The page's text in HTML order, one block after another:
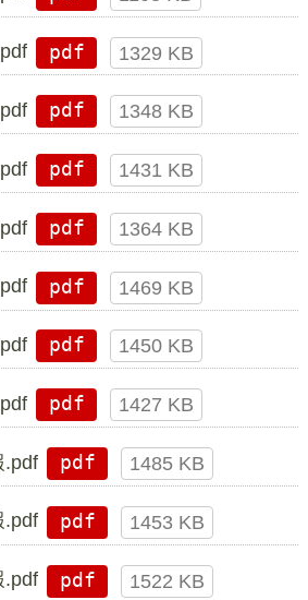
pdf 1329 KB
pdf 1348 KB
pdf 1431 KB
pdf 1364 KB
pdf 1469 KB
pdf 1450 KB
pdf 1427 KB
.pdf pdf 1485 KB
.pdf pdf 1453 KB
.pdf pdf 1522 KB